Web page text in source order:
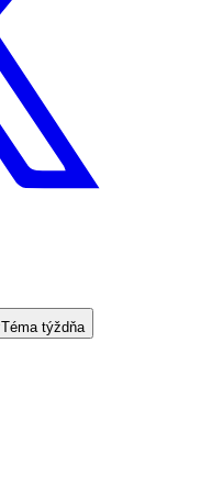
Téma týždňa